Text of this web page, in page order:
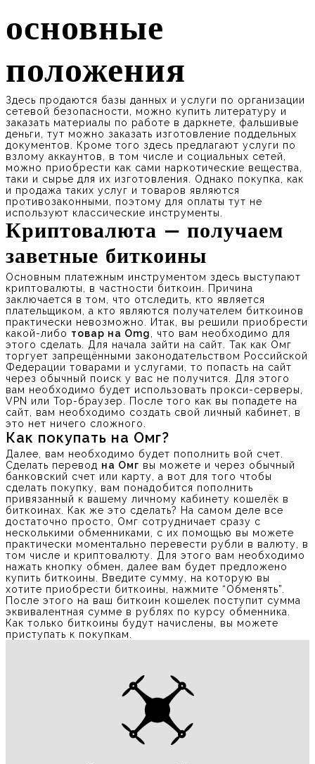
основные
положения
Здесь продаются базы данных и услуги по организации
сетевой безопасности, можно купить литературу и
заказать материалы по работе в даркнете, фальшивые
деньги, тут можно заказать изготовление поддельных
документов. Кроме того здесь предлагают услуги по
взлому аккаунтов, в том числе и социальных сетей,
можно приобрести как сами наркотические вещества,
таки и сырье для их изготовления. Однако покупка, как
и продажа таких услуг и товаров являются
противозаконными, поэтому для оплаты тут не
используют классические инструменты.
Криптовалюта – получаем
заветные биткоины
Основным платежным инструментом здесь выступают
криптовалюты, в частности биткоин. Причина
заключается в том, что отследить, кто является
плательщиком, а кто являются получателем биткоинов
практически невозможно. Итак, вы решили приобрести
какой-либо товар на Omg
, что вам необходимо для
этого сделать. Для начала зайти на сайт. Так как Омг
торгует запрещёнными законодательством Российской
Федерации товарами и услугами, то попасть на сайт
через обычный поиск у вас не получится. Для этого
вам необходимо будет использовать прокси-серверы,
VPN или Тор-браузер. После того как вы попадете на
сайт, вам необходимо создать свой личный кабинет, в
это нет ничего сложного.
Как покупать на Омг?
Далее, вам необходимо будет пополнить вой счет.
Сделать перевод на Омг вы можете и через обычный
банковский счет или карту, а вот для того чтобы
сделать покупку, вам понадобится пополнить
привязанный к вашему личному кабинету кошелёк в
биткоинах. Как же это сделать? На самом деле все
достаточно просто, Омг сотрудничает сразу с
несколькими обменниками, с их помощью вы можете
практически моментально перевести рубли в валюту, в
том числе и криптовалюту. Для этого вам необходимо
нажать кнопку обмен, далее вам будет предложено
купить биткоины. Введите сумму, на которую вы
хотите приобрести биткоины, нажмите “Обменять”.
После этого на ваш биткоин кошелек поступит сумма
эквивалентная сумме в рублях по курсу обменника.
Как только биткоины будут начислены, вы можете
приступать к покупкам.